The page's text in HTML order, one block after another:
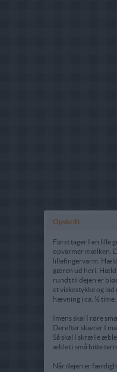
Opskrift
Først tager I en lille
opvarmer mælken.
lillefingervarm.
gæren ud heri. Hæld
rundt til dejen er
et viskestykke og lad
hævning i ca. ½ time.
Imens skal I røre
Derefter skærer I
Så skal I skrælle
æblet i små bitte tern.
Når dejen er